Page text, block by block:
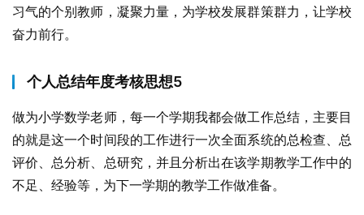
习气的个别教师，凝聚力量，为学校发展群策群力，让学校
奋力前行。
个人总结年度考核思想5
做为小学数学老师，每一个学期我都会做工作总结，主要目
的就是这一个时间段的工作进行一次全面系统的总检查、总
评价、总分析、总研究，并且分析出在该学期教学工作中的
不足、经验等，为下一学期的教学工作做准备。